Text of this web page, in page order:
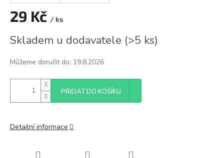
29 Kč / ks
cena:
Skladem u dodavatele (>5 ks)
Můžeme doručit do: 19.8.2026
PŘIDAT DO KOŠÍKU
Detailní informace